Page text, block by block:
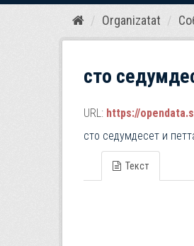
Kalo
Organizatat
сто
URL: https://
сто седумдесет и
Текст